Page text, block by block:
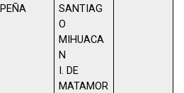
PEÑA
SANTIAG
O
MIHUACA
N
I. DE
MATAMOR